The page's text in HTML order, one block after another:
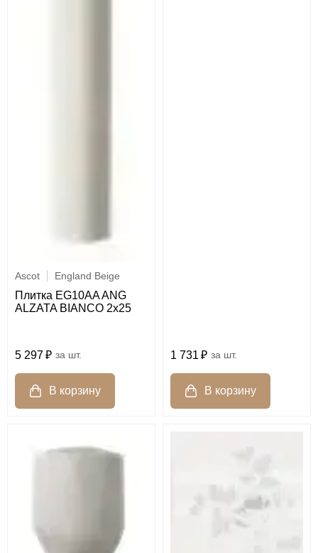
Ascot England Beige
Плитка EG10AA ANG
ALZATA BIANCO 2x25
5 297 шт. 1 731 шт.